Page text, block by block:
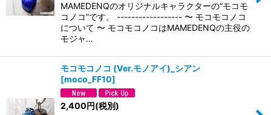
MAMEDENQのオリジナルキャラクターの“モコモ
コノコ”です。 ------------------ 〜 モコモコノコ
について 〜 モコモコノコはMAMEDENQの主役の
モジャ…
モコモコノコ (Ver.モノアイ)_シアン
[moco_FF10]
2,400円(税別)